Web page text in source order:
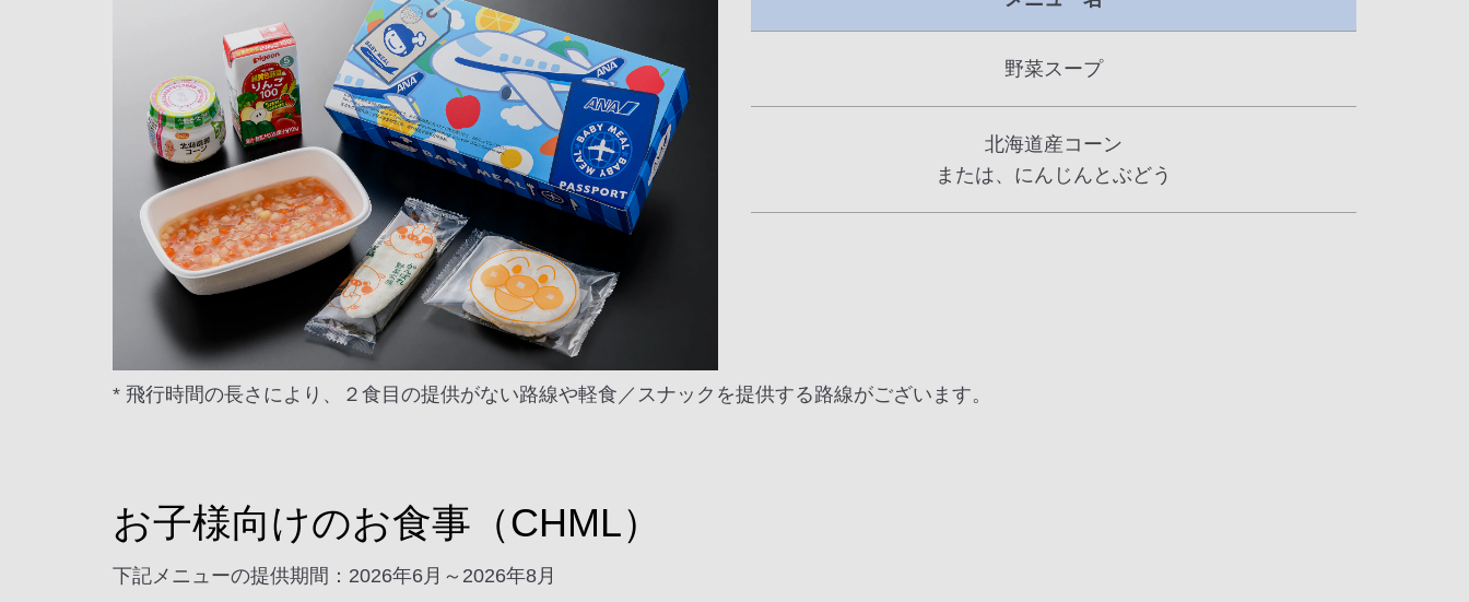
野菜スープ
北海道産コーン
または、にんじんとぶどう
* 飛行時間の長さにより、２食目の提供がない路線や軽食／スナックを提供する路線がございます。
お子様向けのお食事（CHML）
下記メニューの提供期間：2026年6月～2026年8月